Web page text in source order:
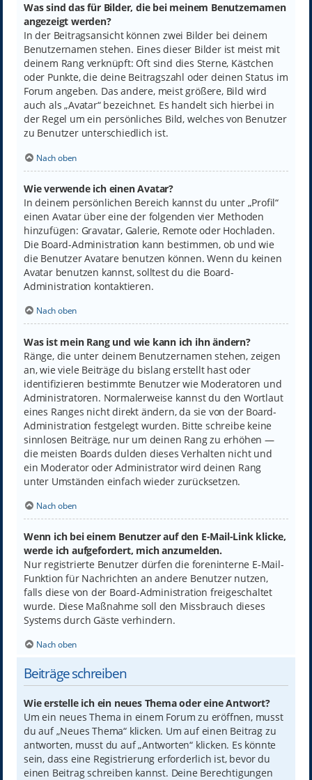
Was sind das für Bilder, die bei meinem Benutzernamen
angezeigt werden?
In der Beitragsansicht können zwei Bilder bei deinem
Benutzernamen stehen. Eines dieser Bilder ist meist mit
deinem Rang verknüpft: Oft sind dies Sterne, Kästchen
oder Punkte, die deine Beitragszahl oder deinen Status im
Forum angeben. Das andere, meist größere, Bild wird
auch als „Avatar“ bezeichnet. Es handelt sich hierbei in
der Regel um ein persönliches Bild, welches von Benutzer
zu Benutzer unterschiedlich ist.
Nach oben
Wie verwende ich einen Avatar?
In deinem persönlichen Bereich kannst du unter „Profil“
einen Avatar über eine der folgenden vier Methoden
hinzufügen: Gravatar, Galerie, Remote oder Hochladen.
Die Board-Administration kann bestimmen, ob und wie
die Benutzer Avatare benutzen können. Wenn du keinen
Avatar benutzen kannst, solltest du die Board-
Administration kontaktieren.
Nach oben
Was ist mein Rang und wie kann ich ihn ändern?
Ränge, die unter deinem Benutzernamen stehen, zeigen
an, wie viele Beiträge du bislang erstellt hast oder
identifizieren bestimmte Benutzer wie Moderatoren und
Administratoren. Normalerweise kannst du den Wortlaut
eines Ranges nicht direkt ändern, da sie von der Board-
Administration festgelegt wurden. Bitte schreibe keine
sinnlosen Beiträge, nur um deinen Rang zu erhöhen —
die meisten Boards dulden dieses Verhalten nicht und
ein Moderator oder Administrator wird deinen Rang
unter Umständen einfach wieder zurücksetzen.
Nach oben
Wenn ich bei einem Benutzer auf den E-Mail-Link klicke,
werde ich aufgefordert, mich anzumelden.
Nur registrierte Benutzer dürfen die foreninterne E-Mail-
Funktion für Nachrichten an andere Benutzer nutzen,
falls diese von der Board-Administration freigeschaltet
wurde. Diese Maßnahme soll den Missbrauch dieses
Systems durch Gäste verhindern.
Nach oben
Beiträge schreiben
Wie erstelle ich ein neues Thema oder eine Antwort?
Um ein neues Thema in einem Forum zu eröffnen, musst
du auf „Neues Thema“ klicken. Um auf einen Beitrag zu
antworten, musst du auf „Antworten“ klicken. Es könnte
sein, dass eine Registrierung erforderlich ist, bevor du
einen Beitrag schreiben kannst. Deine Berechtigungen